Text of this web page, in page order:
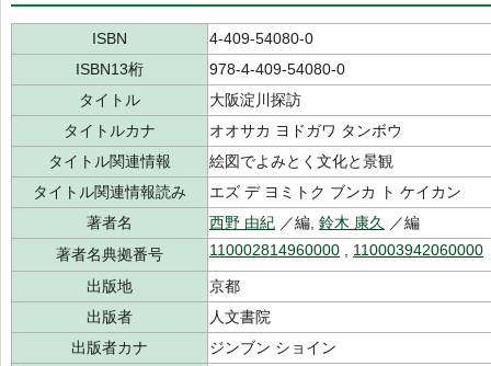
ISBN
4-409-54080-0
ISBN13桁
978-4-409-54080-0
タイトル
大阪淀川探訪
タイトルカナ
オオサカ ヨドガワ タンボウ
タイトル関連情報
絵図でよみとく文化と景観
タイトル関連情報読み
エズ デ ヨミトク ブンカ ト ケイカン
著者名
西野 由紀 ／編, 鈴木 康久
／編
著者名典拠番号
110002814960000 110003942060000
出版地
京都
出版者
人文書院
出版者カナ
ジンブン ショイン